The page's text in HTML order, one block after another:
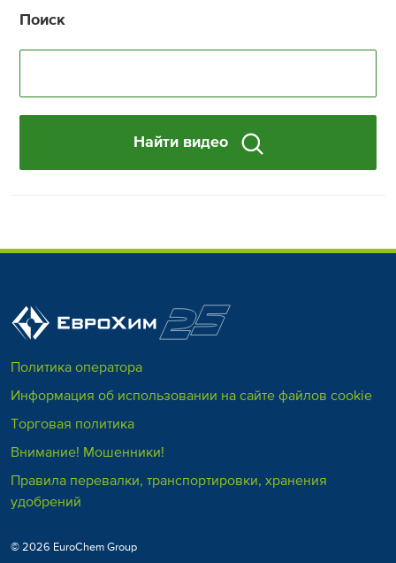
Поиск
Найти видео
Политика оператора
Информация об использовании на сайте файлов cookie
Торговая политика
Внимание! Мошенники!
Правила перевалки, транспортировки, хранения
удобрений
© 2026 EuroChem Group